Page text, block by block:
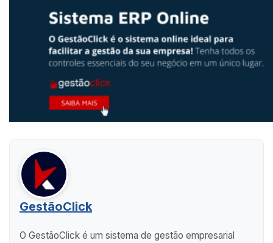
GestãoClick
O GestãoClick é um sistema de gestão empresarial